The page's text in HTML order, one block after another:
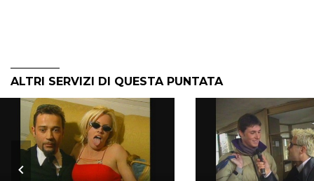
ALTRI SERVIZI DI QUESTA PUNTATA